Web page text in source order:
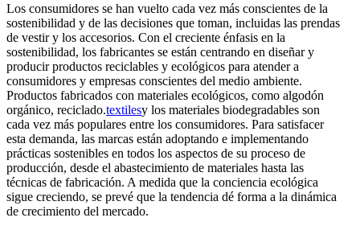
Los consumidores se han vuelto cada vez más conscientes de la
sostenibilidad y de las decisiones que toman, incluidas las prendas
de vestir y los accesorios. Con el creciente énfasis en la
sostenibilidad, los fabricantes se están centrando en diseñar y
producir productos reciclables y ecológicos para atender a
consumidores y empresas conscientes del medio ambiente.
Productos fabricados con materiales ecológicos, como algodón
orgánico, reciclado.textilesy los materiales biodegradables son
cada vez más populares entre los consumidores. Para satisfacer
esta demanda, las marcas están adoptando e implementando
prácticas sostenibles en todos los aspectos de su proceso de
producción, desde el abastecimiento de materiales hasta las
técnicas de fabricación. A medida que la conciencia ecológica
sigue creciendo, se prevé que la tendencia dé forma a la dinámica
de crecimiento del mercado.